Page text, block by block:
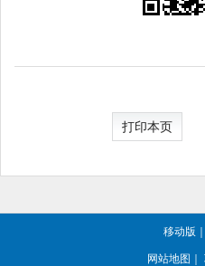
打印本页
移动版 ｜
网站地图 ｜